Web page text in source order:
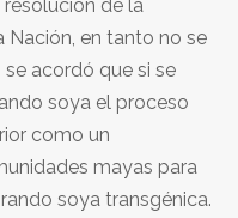
de la
Nación, en tanto no se
acordó que si se
soya el proceso
como un
mayas para
soya transgénica.